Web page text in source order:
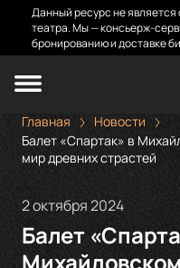
Данный ресурс не
театра. Мы — консьерж-
бронированию и доставке
Главная
Новости
Балет «Спартак» в
мир древних страстей
2 октября 2024
Балет